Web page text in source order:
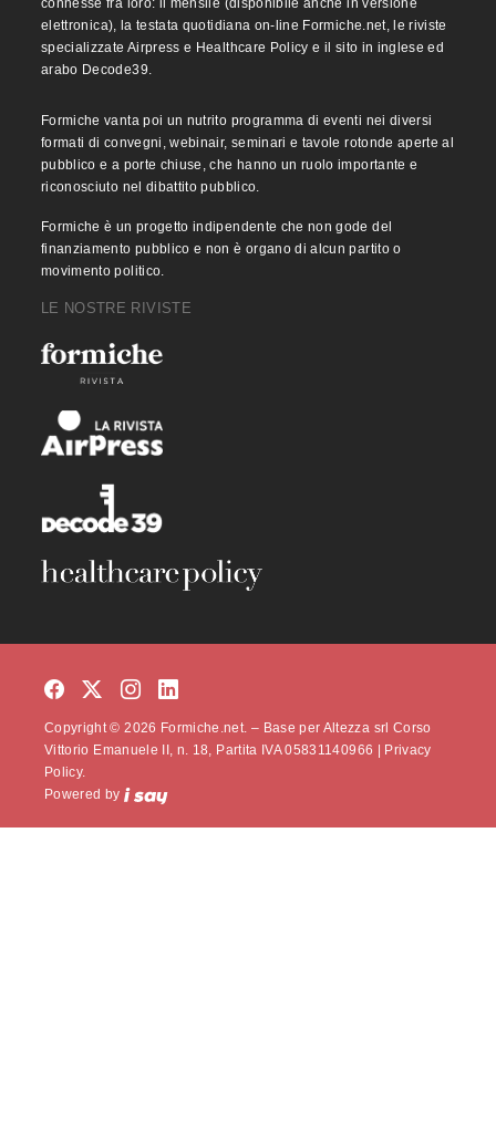
elettronica), la testata quotidiana on-line Formiche.net, le riviste
specializzate Airpress e Healthcare Policy e il sito in inglese ed
arabo Decode39.
Formiche vanta poi un nutrito programma di eventi nei diversi
formati di convegni, webinair, seminari e tavole rotonde aperte al
pubblico e a porte chiuse, che hanno un ruolo importante e
riconosciuto nel dibattito pubblico.
Formiche è un progetto indipendente che non gode del
finanziamento pubblico e non è organo di alcun partito o
movimento politico.
LE NOSTRE RIVISTE
Copyright © 2026 Formiche.net. – Base per Altezza srl Corso
Vittorio Emanuele II, n. 18, Partita IVA 05831140966 |
Privacy
Policy.
Powered by